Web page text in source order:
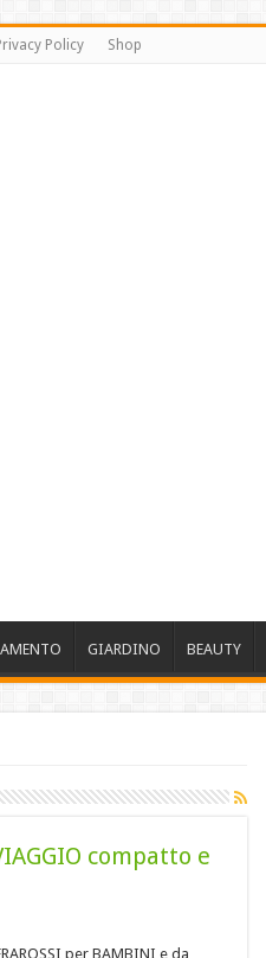
Policy Shop
GIARDINO BEAUTY
compatto e
per BAMBINI e da